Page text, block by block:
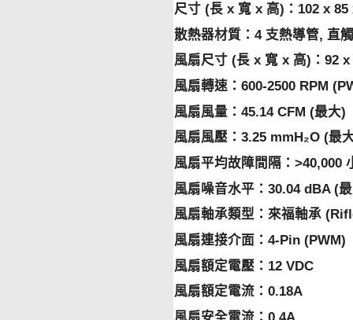
尺寸 (長 x 寬 x 高)：102 x 85
散熱器材質：4 支熱導管, 直
風扇尺寸 (長 x 寬 x 高)：92
風扇轉速：600-2500 RPM
風扇風量：45.14 CFM (最大)
風扇風壓：3.25 mmH₂O (最
風扇平均故障間隔：>40,000
風扇噪音水平：30.04 dBA (
風扇軸承類型：來福軸承
風扇連接介面：4-Pin (PWM)
風扇額定電壓：12 VDC
風扇額定電流：0.18A
風扇安全電流：0.4A